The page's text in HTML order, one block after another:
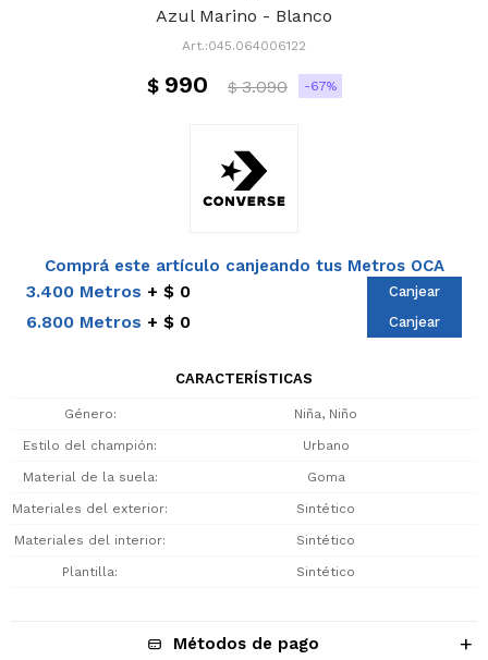
Azul Marino - Blanco
045.064006122
$ 990 $ 3.090 67
Comprá este artículo canjeando tus Metros OCA
3.400 Metros $ 0 Canjear
6.800 Metros $ 0 Canjear
CARACTERÍSTICAS
Género Niña, Niño
Estilo del champión Urbano
Material de la suela Goma
Materiales del exterior Sintético
Materiales del interior Sintético
Plantilla Sintético
Métodos de pago